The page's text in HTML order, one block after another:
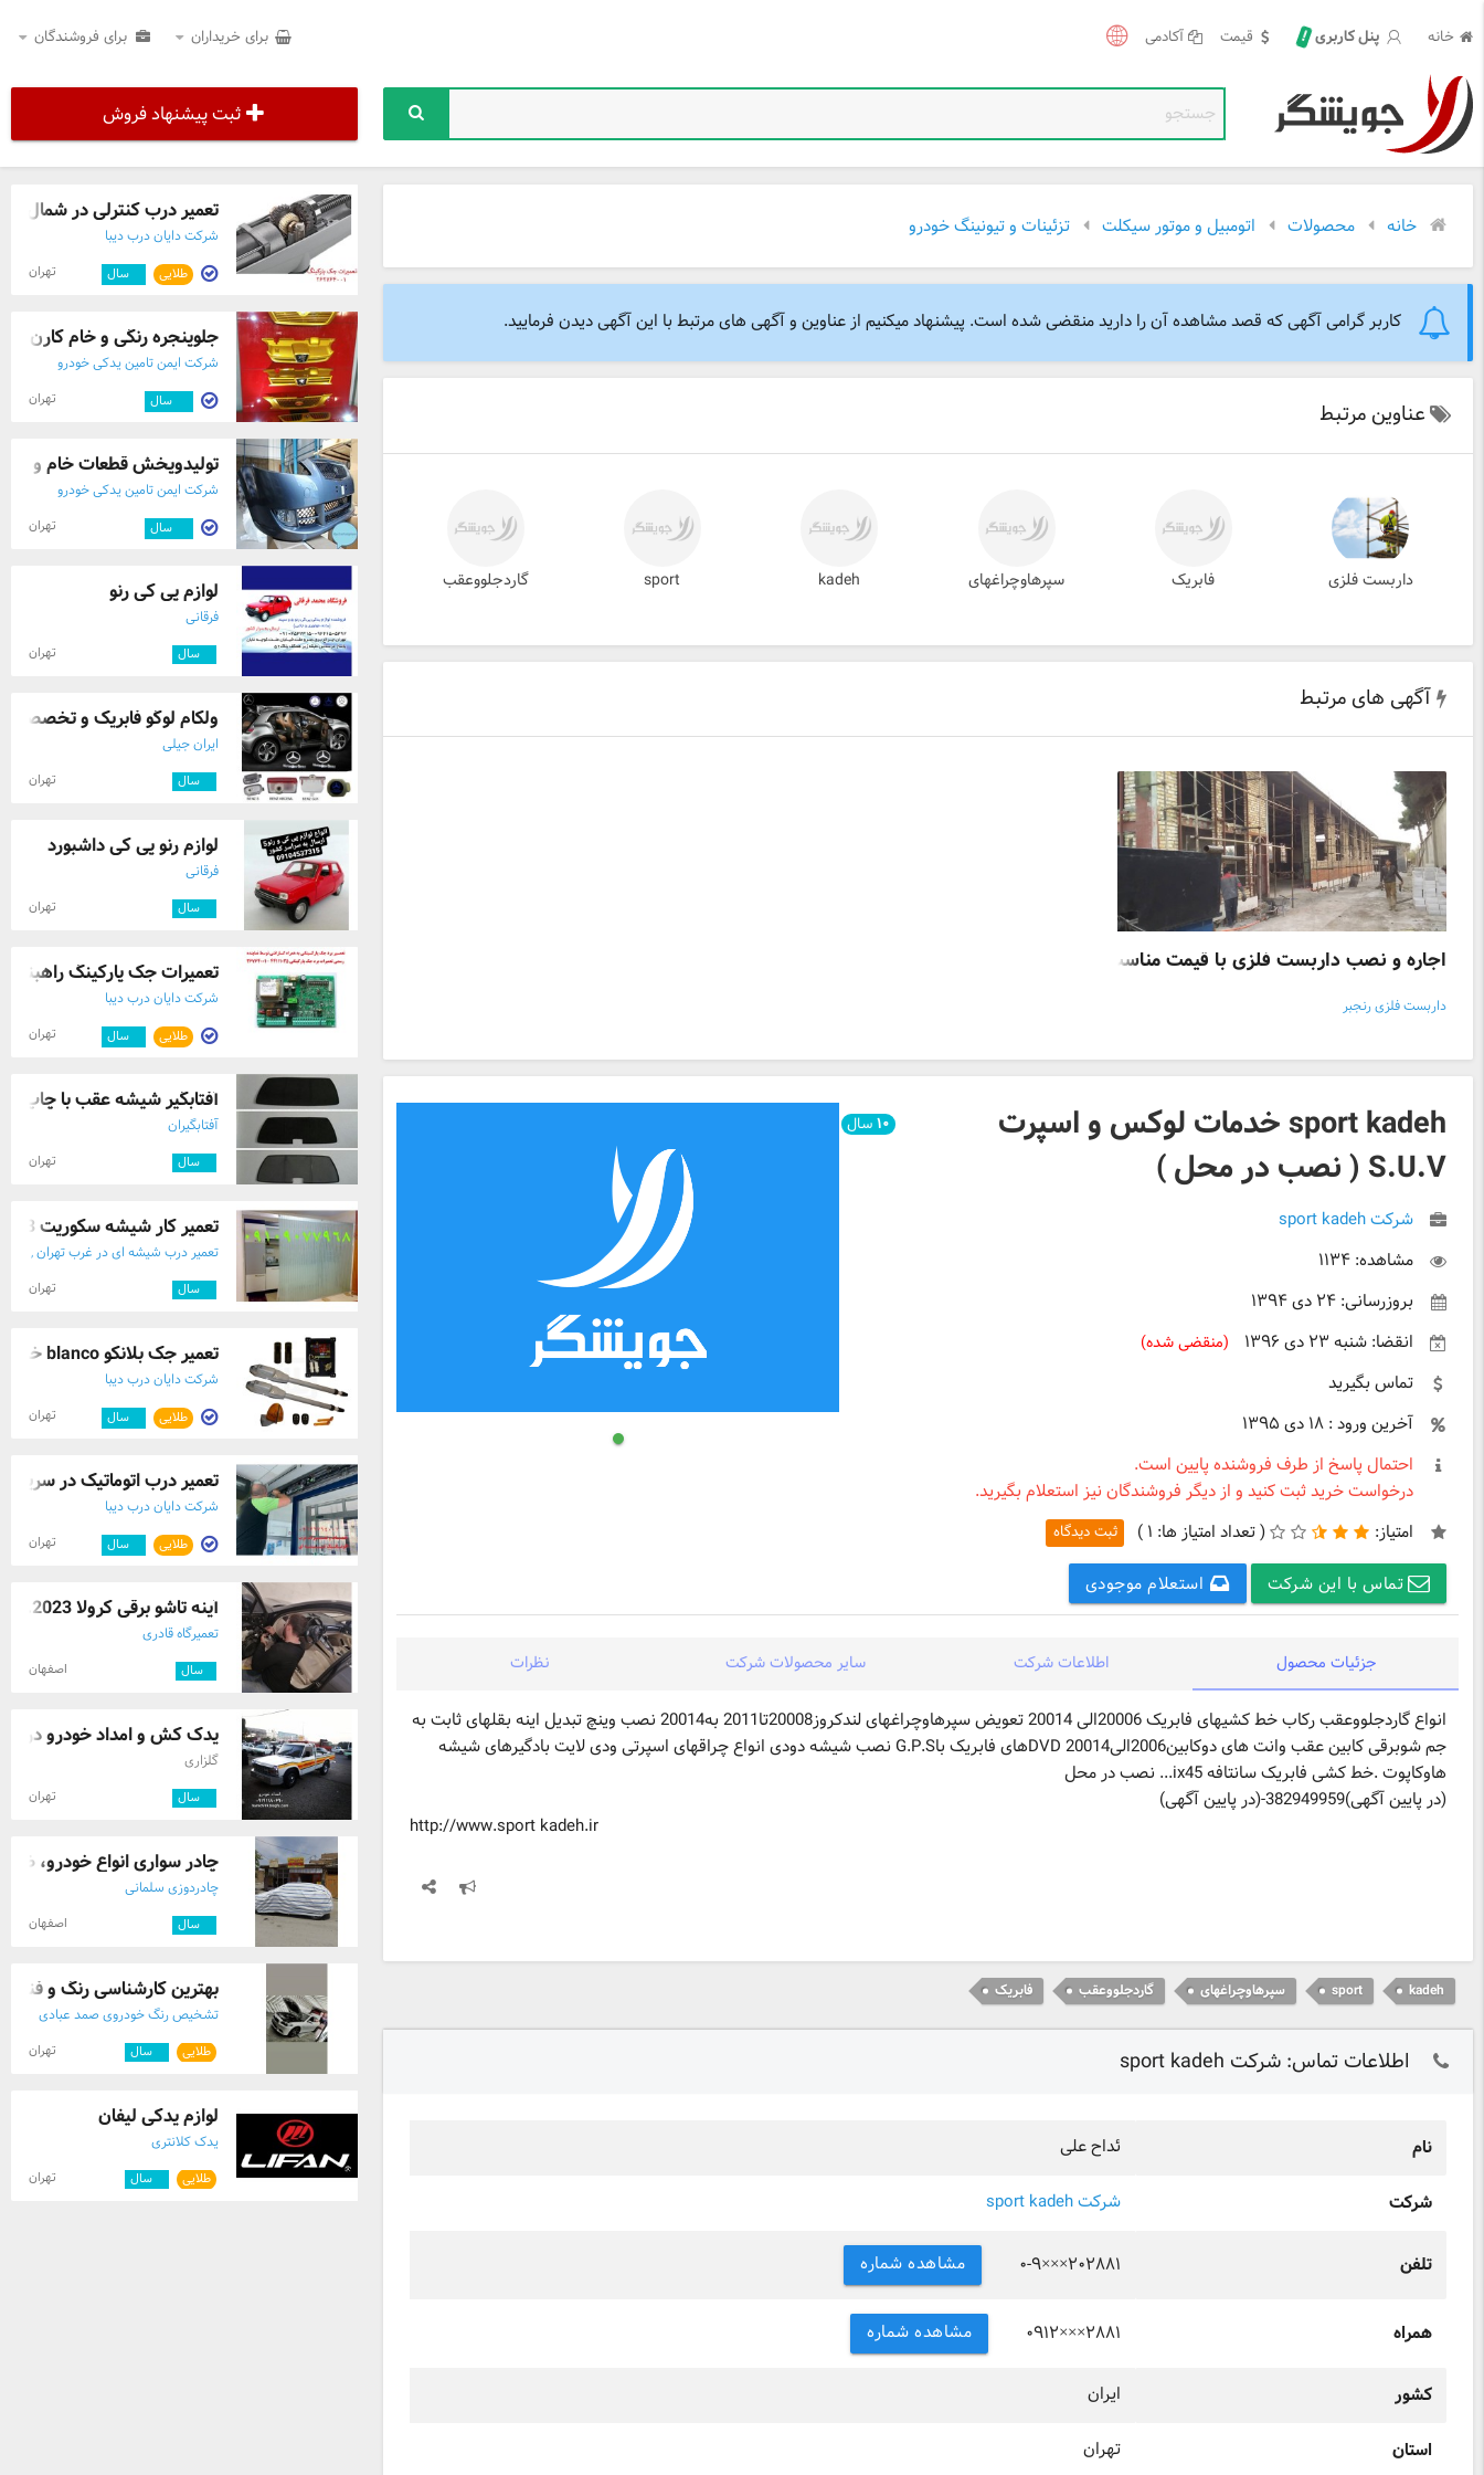
خانه پنل کاربری ! قیمت آکادمی برای خریداران برای فروشندگان
ثبت پیشنهاد فروش
خانه محصولات اتومبیل و موتور سیکلت تزئینات و تیونینگ خودرو
کاربر گرامی آگهی که قصد مشاهده آن را دارید منقضی شده است. پیشنهاد میکنیم از عناوین و آگهی های مرتبط با این آگهی دیدن فرمایید.
عناوین مرتبط
داربست فلزی فابریک سپرهاوچراغهای kadeh
sport گاردجلووعقب
آگهی های مرتبط
اجاره و نصب داربست فلزی با قیمت مناسب در اسرع وقت
داربست فلزی رنجبر
sport kadeh خدمات لوکس و اسپرت
S.U.V ( نصب در محل )
شرکت sport kadeh
مشاهده: ۱۱۳۴
بروزرسانی: ۲۴ دی ۱۳۹۴
انقضا: شنبه ۲۳ دی ۱۳۹۶
(منقضی شده)
تماس بگیرید
آخرین ورود : ۱۸ دی ۱۳۹۵
احتمال پاسخ از طرف فروشنده پایین است.
درخواست خرید ثبت کنید و از دیگر فروشندگان نیز استعلام بگیرید.
امتیاز:
(تعداد امتیاز ها: ۱ ) ثبت دیدگاه
تماس با این شرکت استعلام موجودی
۱۰سال
جزئیات محصول اطلاعات شرکت سایر محصولات شرکت نظرات
انواع گاردجلووعقب رکاب خط کشیهای فابریک 20006الی 20014 تعویض سپرهاوچراغهای لندکروز20008تا2011 به20014 نصب وینچ تبدیل اینه بقلهای ثابت به
جم شوبرقی کابین عقب وانت های دوکابین2006الی20014 DVDهای فابریک باG.P.S نصب شیشه دودی انواع چراقهای اسپرتی ودی لایت بادگیرهای شیشه
هاوکاپوت .خط کشی فابریک سانتافه ix45... نصب در محل
(در پایین آگهی)382949959-(در پایین آگهی)
http://www.sport kadeh.ir
kadeh
sport سپرهاوچراغهای گاردجلووعقب فابریک
اطلاعات تماس: شرکت sport kadeh
نام ئداح علی
شرکت شرکت sport kadeh
تلفن ۰-۹×××۲۰۲۸۸۱ مشاهده شماره
همراه ۰۹۱۲×××۲۸۸۱ مشاهده شماره
کشور ایران
استان تهران
تعمیر درب کنترلی در شمال تهران -
شرکت دایان درب دیبا
طلایی سال تهران
جلوپنجره رنگی و خام کارن
شرکت ایمن تامین یدکی خودرو
سال تهران
تولیدوپخش قطعات خام و
شرکت ایمن تامین یدکی خودرو
سال تهران
لوازم پی کی رنو
فرقانی
سال تهران
ولکام لوگو فابریک و تخصصی
ایران جیلی
سال تهران
لوازم رنو پی کی داشبورد
فرقانی
سال تهران
تعمیرات جک پارکینگ
شرکت دایان درب دیبا
طلایی سال تهران
آفتابگیر شیشه عقب با چاپ09124581067
آفتابگیران
سال تهران
تعمیر کار شیشه سکوریت 09301279023
تعمیر درب شیشه ای در غرب تهران ,
سال تهران
تعمیر جک بلانکو blanco خدمات بلانکو تعمی ...
شرکت دایان درب دیبا
طلایی سال تهران
تعمیر درب اتوماتیک در
شرکت دایان درب دیبا
طلایی سال تهران
آینه تاشو برقی کرولا 2023.
تعمیرگاه قادری
سال اصفهان
یدک کش و امداد خودرو در پرند
گلزاری
سال تهران
چادر سواری انواع خودرو، ضد
چادردوزی سلمانی
سال اصفهان
بهترین کارشناسی رنگ و
تشخیص رنگ خودروی صمد عبادی
طلایی سال تهران
لوازم یدکی لیفان
یدک کلانتری
طلایی سال تهران